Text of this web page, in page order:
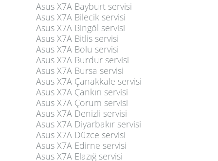
Asus X7A Bayburt servisi
Asus X7A Bilecik servisi
Asus X7A Bingöl servisi
Asus X7A Bitlis servisi
Asus X7A Bolu servisi
Asus X7A Burdur servisi
Asus X7A Bursa servisi
Asus X7A Çanakkale servisi
Asus X7A Çankırı servisi
Asus X7A Çorum servisi
Asus X7A Denizli servisi
Asus X7A Diyarbakır servisi
Asus X7A Düzce servisi
Asus X7A Edirne servisi
Asus X7A Elazığ servisi